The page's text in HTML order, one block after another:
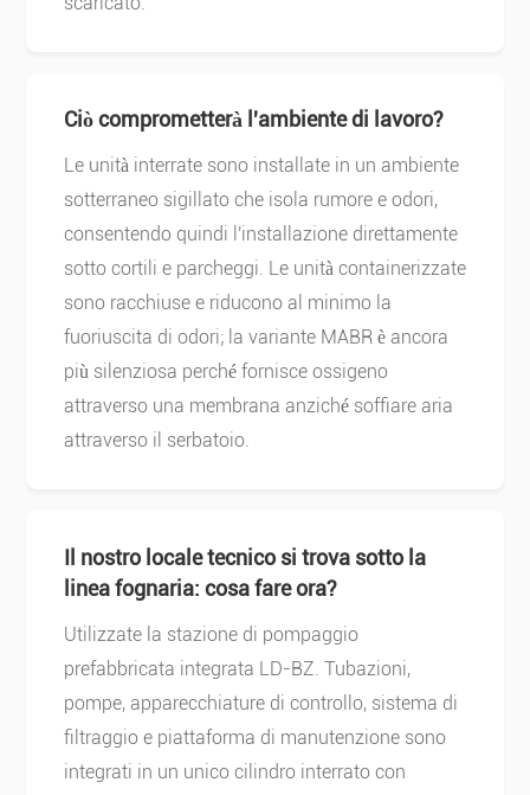
Ciò comprometterà l'ambiente di lavoro?
Le unità interrate sono installate in un ambiente
sotterraneo sigillato che isola rumore e odori,
consentendo quindi l'installazione direttamente
sotto cortili e parcheggi. Le unità containerizzate
sono racchiuse e riducono al minimo la
fuoriuscita di odori; la variante MABR è ancora
più silenziosa perché fornisce ossigeno
attraverso una membrana anziché soffiare aria
attraverso il serbatoio.
Il nostro locale tecnico si trova sotto la
linea fognaria: cosa fare ora?
Utilizzate la stazione di pompaggio
prefabbricata integrata LD-BZ. Tubazioni,
pompe, apparecchiature di controllo, sistema di
filtraggio e piattaforma di manutenzione sono
integrati in un unico cilindro interrato con